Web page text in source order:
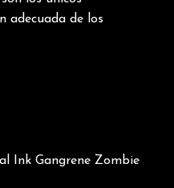
adecuada de los
Ink Gangrene Zombie